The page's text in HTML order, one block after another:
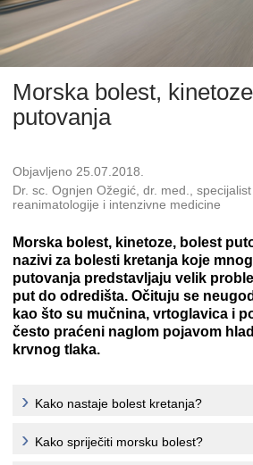
Morska bolest,
putovanja
Objavljeno 25.07.2018.
Dr. sc. Ognjen Ožegić, dr. med.,
reanimatologije i intenzivne medicine
Morska bolest, kinetoze, bolest
nazivi za bolesti kretanja koje
putovanja predstavljaju velik
put do odredišta. Očituju se
kao što su mučnina, vrtoglavica i
često praćeni naglom pojavom
krvnog tlaka.
Kako nastaje bolest kretanja?
Kako spriječiti morsku bolest?